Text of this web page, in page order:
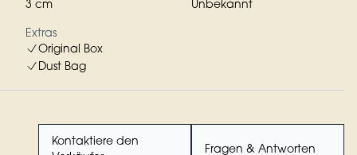
3 cm
Unbekannt
Extras
Original Box
Dust Bag
Kontaktiere den
Fragen & Antworten